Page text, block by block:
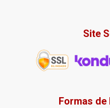
Site
Formas de